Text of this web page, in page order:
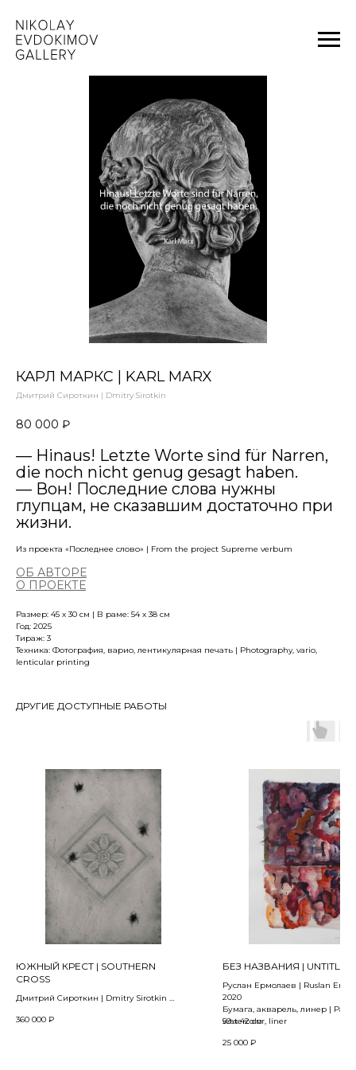
КАРЛ МАРКС | KARL MARX
Дмитрий Сироткин | Dmitry Sirotkin
80 000 ₽
— Hinaus! Letzte Worte sind für Narren,
die noch nicht genug gesagt haben.
— Вон! Последние слова нужны
глупцам, не сказавшим достаточно при
жизни.
Из проекта «Последнее слово» | From the project Supreme verbum
ОБ АВТОРЕ
О ПРОЕКТЕ
Размер: 45 х 30 см | В раме: 54 x 38 см
Год: 2025
Тираж: 3
Техника: Фотография, варио, лентикулярная печать | Photography, vario,
lenticular printing
ДРУГИЕ ДОСТУПНЫЕ РАБОТЫ
ЮЖНЫЙ КРЕСТ | SOUTHERN
CROSS
Дмитрий Сироткин | Dmitry Sirotkin
project «ULTIMUM ASTRUM»
360 000 ₽
БЕЗ НАЗВАНИЯ | UNTITLED
Руслан Ермолаев | Ruslan
2020
Бумага, акварель, линер |
watercolor, liner
59 х 42 см
25 000 ₽